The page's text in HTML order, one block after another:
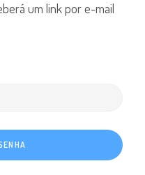
um link por e-mail